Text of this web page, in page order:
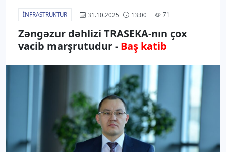
İNFRASTRUKTUR 31.10.2025 13:00 71
Zəngəzur dəhlizi TRASEKA-nın çox
vacib marşrutudur - Baş katib